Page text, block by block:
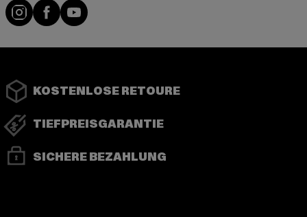
Instagram
FacebookYouTube
KOSTENLOSE RETOURE
TIEFPREISGARANTIE
SICHERE BEZAHLUNG